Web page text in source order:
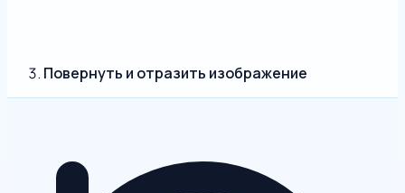
Повернуть и отразить изображение